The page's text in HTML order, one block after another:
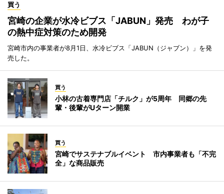
買う
宮崎の企業が水冷ビブス「JABUN」発売 わが子
の熱中症対策のため開発
宮崎市内の事業者が8月1日、水冷ビブス「JABUN（ジャブン）」を発
売した。
買う
小林の古着専門店「チルク」が5周年 同郷の先
輩・後輩がUターン開業
買う
宮崎でサステナブルイベント 市内事業者も「不完
全」な商品販売